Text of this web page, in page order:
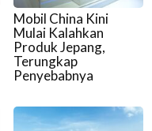
Mobil China Kini
Mulai Kalahkan
Produk Jepang,
Terungkap
Penyebabnya